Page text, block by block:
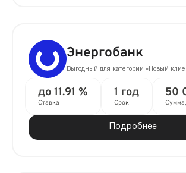
Энергобанк
Выгодный для категории «Новый
до 11.91 %
Ставка
1 год
Срок
50
Сумма,
Подробнее